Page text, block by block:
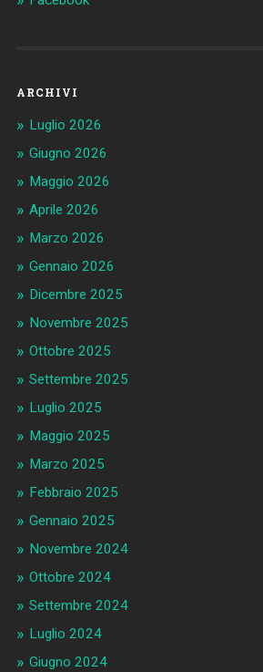
ARCHIVI
Luglio 2026
Giugno 2026
Maggio 2026
Aprile 2026
Marzo 2026
Gennaio 2026
Dicembre 2025
Novembre 2025
Ottobre 2025
Settembre 2025
Luglio 2025
Maggio 2025
Marzo 2025
Febbraio 2025
Gennaio 2025
Novembre 2024
Ottobre 2024
Settembre 2024
Luglio 2024
Giugno 2024